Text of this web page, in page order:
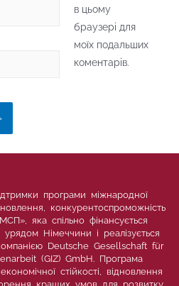
в цьому
браузері для
моїх подальших
коментарів.
програми міжнародної
конкурентоспроможність
МСП», яка спільно фінансується
Німеччини і реалізується
Deutsche Gesellschaft für
(GIZ) GmbH. Програма
стійкості, відновлення